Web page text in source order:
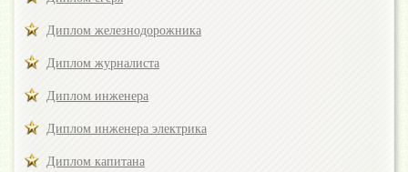
Диплом железнодорожника
Диплом журналиста
Диплом инженера
Диплом инженера электрика
Диплом капитана